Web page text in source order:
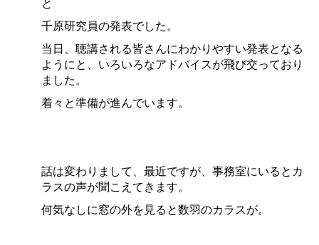
千原研究員の発表でした。
当日、聴講される皆さんにわかりやすい発表となる
ようにと、いろいろなアドバイスが飛び交っており
ました。
着々と準備が進んでいます。
話は変わりまして、最近ですが、事務室にいるとカ
ラスの声が聞こえてきます。
何気なしに窓の外を見ると数羽のカラスが。